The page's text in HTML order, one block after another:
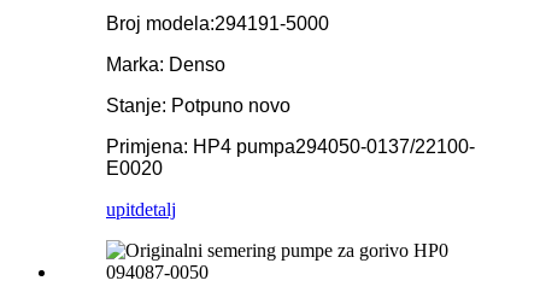
Broj modela:294191-5000
Marka: Denso
Stanje: Potpuno novo
Primjena: HP4 pumpa294050-0137/22100-
E0020
upitdetalj